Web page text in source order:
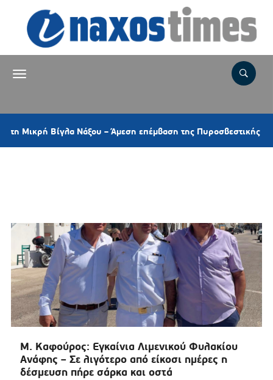
Βίγλα Νάξου – Άμεση επέμβαση της Πυροσβεστικής και
Μ. Καφούρος: Εγκαίνια Λιμενικού Φυλακίου
Ανάφης – Σε λιγότερο από είκοσι ημέρες η
δέσμευση πήρε σάρκα και οστά